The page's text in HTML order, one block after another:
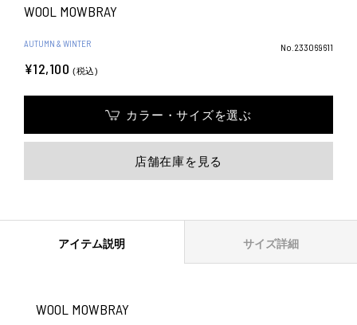
WOOL MOWBRAY
AUTUMN & WINTER No.233069611
¥12,100 (税込)
カラー・サイズを選ぶ
店舗在庫を見る
アイテム説明 サイズ詳細
WOOL MOWBRAY